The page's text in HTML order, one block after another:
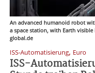
An advanced humanoid robot
a space station, with Earth
global.de
ISS-Automatisierung, Euro
ISS-